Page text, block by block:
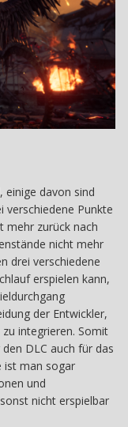
einige davon sind
verschiedene Punkte
mehr zurück nach
nicht mehr
drei verschiedene
erspielen kann,
der Entwickler,
integrieren. Somit
DLC auch für das
ist man sogar
und
nicht erspielbar